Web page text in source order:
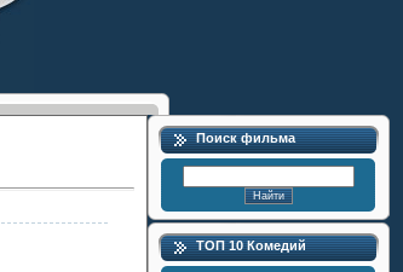
Поиск фильма
ТОП 10 Комедий